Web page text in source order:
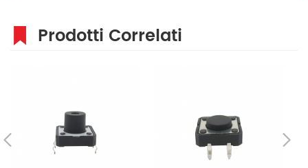
Prodotti Correlati